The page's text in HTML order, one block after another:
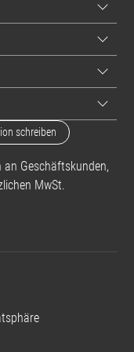
XS
schreiben
Geschäftskunden,
MwSt.